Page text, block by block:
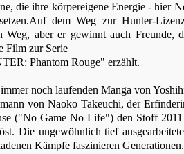
die ihre körpereigene Energie - hier
dem Weg zur Hunter-
Weg, aber er gewinnt auch Freunde,
Film zur Serie
Phantom Rouge" erzählt.
noch laufenden Manga von
von Naoko Takeuchi, der
("No Game No Life") den Stoff
Die ungewöhnlich tief
Kämpfe faszinieren Generationen.